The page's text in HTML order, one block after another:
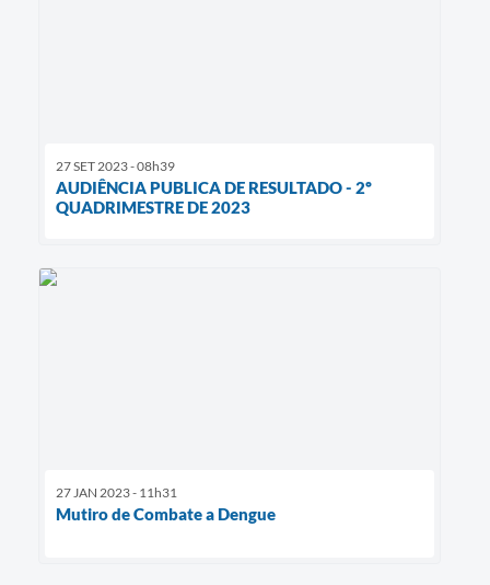
27 SET 2023 - 08h39
AUDIÊNCIA PUBLICA DE RESULTADO - 2º
QUADRIMESTRE DE 2023
27 JAN 2023 - 11h31
Mutiro de Combate a Dengue